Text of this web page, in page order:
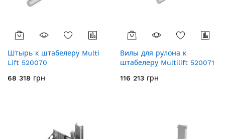
Штырь к штабелеру Multi
Lift 520070
68 318 грн
Вилы для рулона к
штабелеру Multilift 520071
116 213 грн